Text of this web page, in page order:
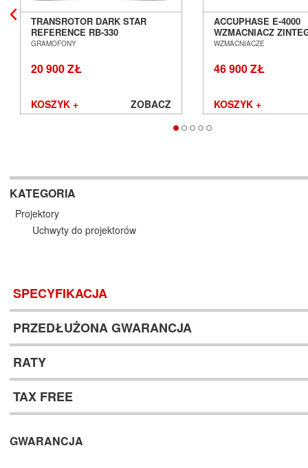
TRANSROTOR DARK STAR
REFERENCE RB-330
GRAMOFON ANALOGOWY
GRAMOFONY
20 900 ZŁ
KOSZYK + ZOBACZ
ACCUPHASE E-4000
WZMACNIACZ
SALON POZNAŃ
WZMACNIACZE
46 900 ZŁ
KOSZYK +
KATEGORIA
Projektory
Uchwyty do projektorów
SPECYFIKACJA
PRZEDŁUŻONA GWARANCJA
RATY
TAX FREE
GWARANCJA